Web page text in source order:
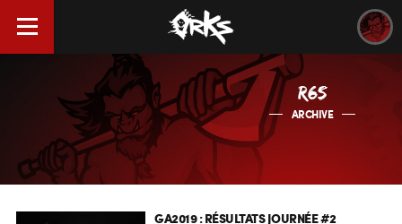
R6S
ARCHIVE
GA2019 : RÉSULTATS JOURNÉE #2